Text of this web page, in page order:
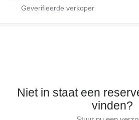
Niet in staat een
vinden?